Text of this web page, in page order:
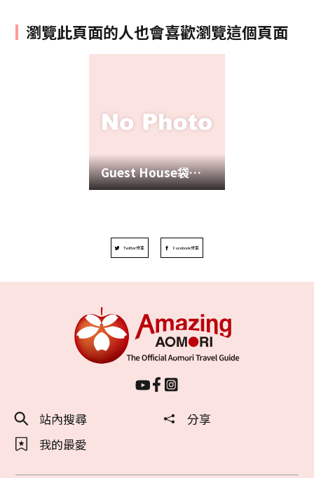
瀏覽此頁面的人也會喜歡瀏覽這個頁面
Guest House袋井 (FUKUROI)
Twitter分享 Facebook分享
站內搜尋
分享
我的最愛